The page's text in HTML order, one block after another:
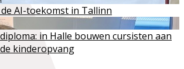
de AI-toekomst in Tallinn
in Halle bouwen cursisten aan
kinderopvang